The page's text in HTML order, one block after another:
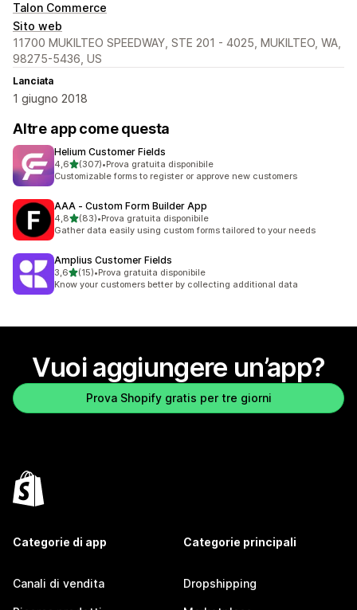
Talon Commerce
Sito web
11700 MUKILTEO SPEEDWAY, STE 201 - 4025, MUKILTEO, WA,
98275-5436, US
Lanciata
1 giugno 2018
Altre app come questa
Helium Customer Fields
4,6stelle su 5
(307)
307 recensioni totali
•Prova gratuita disponibile
Customizable forms to register or approve new customers
AAA ‑ Custom Form Builder App
4,8stelle su 5
(83)
83 recensioni totali
•Prova gratuita disponibile
Gather data easily using custom forms tailored to your needs
Amplius Customer Fields
3,6stelle su 5
(15)
15 recensioni totali
•Prova gratuita disponibile
Know your customers better by collecting additional data
Vuoi aggiungere un’app?
Prova Shopify gratis per tre giorni
Categorie di app
Canali di vendita
Categorie principali
Dropshipping